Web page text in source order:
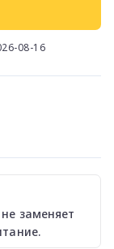
08-16
заменяет